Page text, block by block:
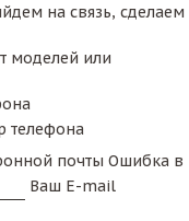
на связь, сделаем
моделей или
телефона
почты Ошибка в
Ваш E-mail